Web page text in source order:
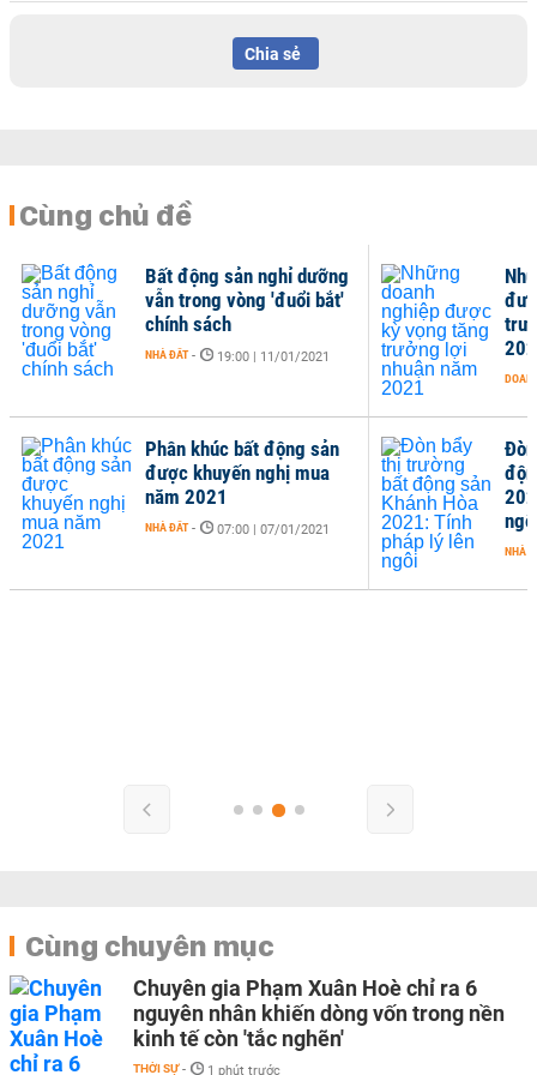
Chia sẻ
Cùng chủ đề
NHÀ
Bất động sản nghỉ dưỡng
vẫn trong vòng 'đuổi bắt'
chính sách
NHÀ ĐẤT - 19:00 | 11/01/2021
Phân khúc bất động sản
được khuyến nghị mua
năm 2021
NHÀ ĐẤT - 07:00 | 07/01/2021
Cùng chuyên mục
Chuyên gia Phạm Xuân Hoè chỉ ra 6
nguyên nhân khiến dòng vốn trong nền
kinh tế còn 'tắc nghẽn'
THỜI SỰ - 1 phút trước